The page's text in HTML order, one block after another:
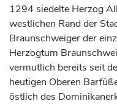
1294 siedelte Herzog
westlichen Rand der
Braunschweiger der
Herzogtum
vermutlich bereits seit
heutigen Oberen
östlich des